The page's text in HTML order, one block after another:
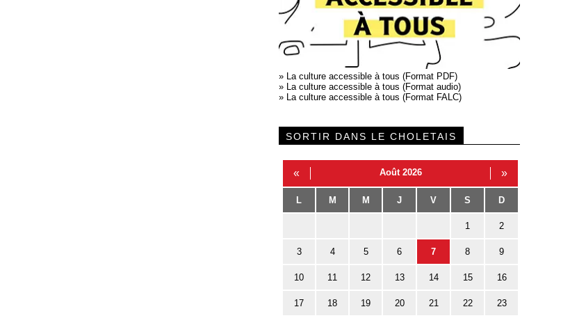
» La culture accessible à tous (Format PDF)
» La culture accessible à tous (Format audio)
» La culture accessible à tous (Format FALC)
SORTIR DANS LE CHOLETAIS
« Août 2026 »
L M M J V S D
1 2
3 4 5 6 7 8 9
10 11 12 13 14 15 16
17 18 19 20 21 22 23